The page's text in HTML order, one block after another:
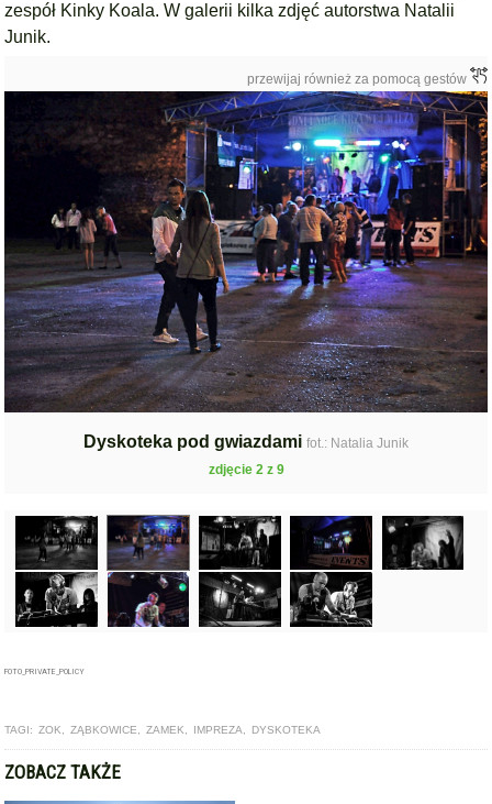
zespół Kinky Koala. W galerii kilka zdjęć autorstwa Natalii
Junik.
przewijaj również za pomocą gestów
Dyskoteka pod gwiazdami fot.: Natalia Junik
zdjęcie 2 z 9
FOTO_PRIVATE_POLICY
TAGI: ZOK ZĄBKOWICE ZAMEK IMPREZA DYSKOTEKA
ZOBACZ TAKŻE